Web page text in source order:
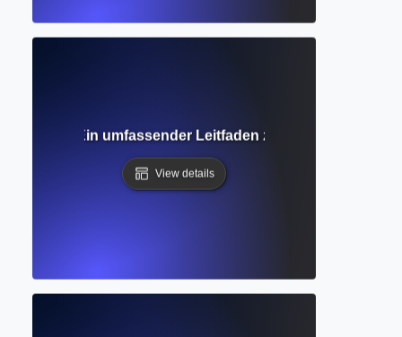
Design? Ein umfassender Leitfaden zu Struktur,
View details